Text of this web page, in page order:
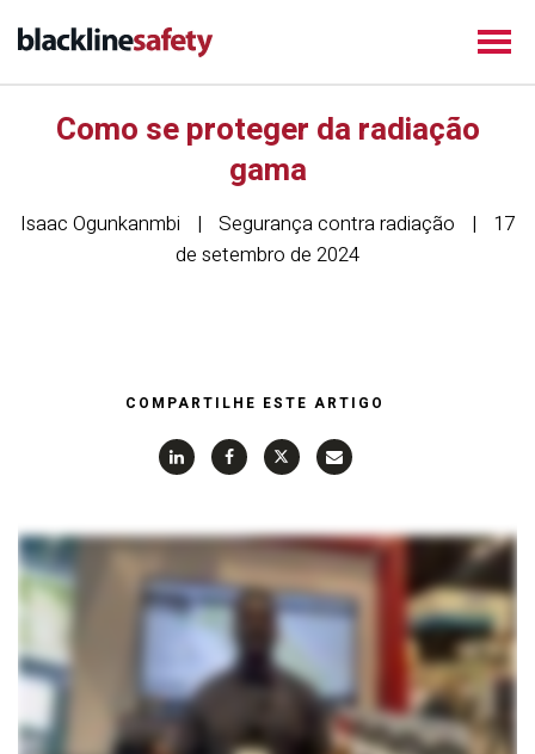
Como se proteger da radiação
gama
Isaac Ogunkanmbi Segurança contra radiação
17
de setembro de 2024
COMPARTILHE ESTE ARTIGO